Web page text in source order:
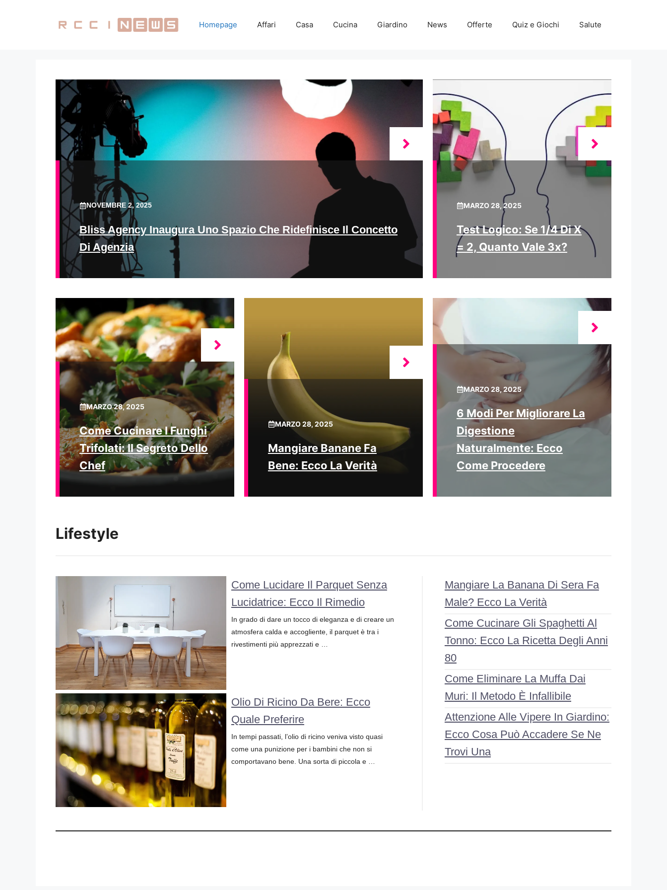
Homepage Affari Casa Cucina Giardino News Offerte Quiz e Giochi Salute
NOVEMBRE 2, 2025
Bliss Agency Inaugura Uno Spazio Che Ridefinisce Il Concetto
Di Agenzia
MARZO 28, 2025
Test Logico: Se 1/4 Di X
= 2, Quanto Vale 3x?
MARZO 28, 2025
Come Cucinare I Funghi
Trifolati: Il Segreto Dello
Chef
MARZO 28, 2025
Mangiare Banane Fa
Bene: Ecco La Verità
MARZO 28, 2025
6 Modi Per Migliorare La
Digestione
Naturalmente: Ecco
Come Procedere
Lifestyle
Come Lucidare Il Parquet Senza
Lucidatrice: Ecco Il Rimedio
In grado di dare un tocco di eleganza e di creare un
atmosfera calda e accogliente, il parquet è tra i
rivestimenti più apprezzati e …
Olio Di Ricino Da Bere: Ecco
Quale Preferire
In tempi passati, l’olio di ricino veniva visto quasi
come una punizione per i bambini che non si
comportavano bene. Una sorta di piccola e …
Mangiare La Banana Di Sera Fa
Male? Ecco La Verità
Come Cucinare Gli Spaghetti Al
Tonno: Ecco La Ricetta Degli Anni
80
Come Eliminare La Muffa Dai
Muri: Il Metodo È Infallibile
Attenzione Alle Vipere In Giardino:
Ecco Cosa Può Accadere Se Ne
Trovi Una